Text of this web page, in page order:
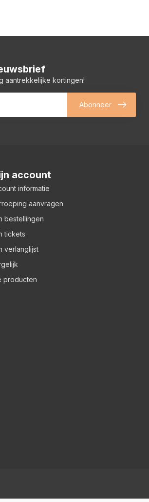
aantrekkelijke kortingen!
Abonneer
account
informatie
aanvragen
bestellingen
tickets
verlanglijst
producten